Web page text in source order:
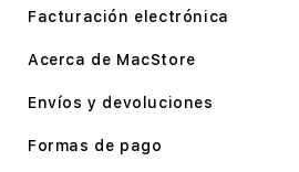
Facturación electrónica
Acerca de MacStore
Envíos y devoluciones
Formas de pago